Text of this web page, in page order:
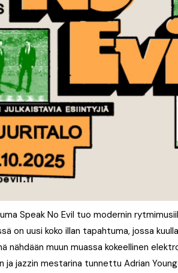
Speak No Evil tuo modernin
on uusi koko illan tapahtuma, jossa
nähdään muun muassa kokeellinen
ja jazzin mestarina tunnettu Adrian